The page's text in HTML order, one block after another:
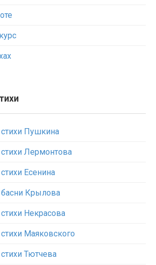
Пушкина
Лермонтова
Есенина
Крылова
Некрасова
Маяковского
Тютчева